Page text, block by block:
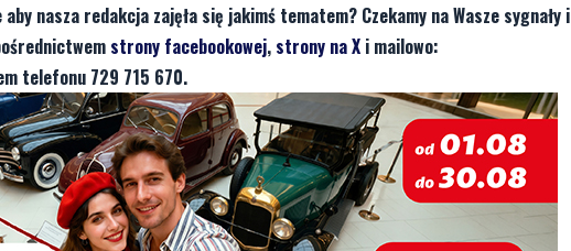
nasza redakcja zajęła się jakimś tematem? Czekamy na Wasze sygnały i
strony facebookowej, strony na X i mailowo:
telefonu 729 715 670.